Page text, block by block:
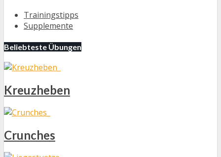
Trainingstipps
Supplemente
Beliebteste Übungen
Kreuzheben
Crunches